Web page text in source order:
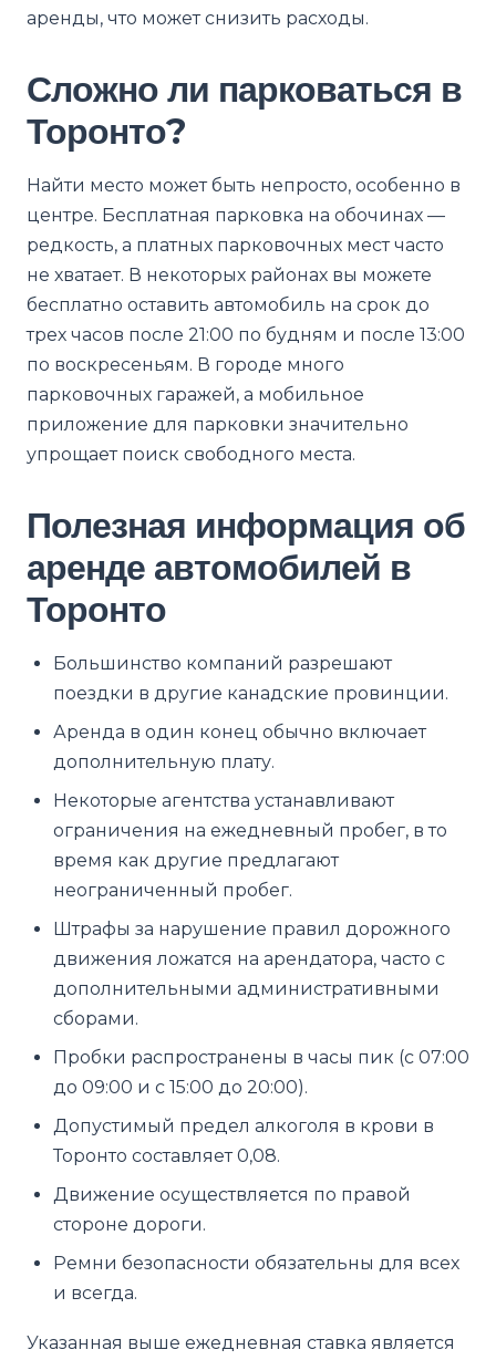
аренды, что может снизить расходы.
Сложно ли парковаться в
Торонто?
Найти место может быть непросто, особенно в
центре. Бесплатная парковка на обочинах —
редкость, а платных парковочных мест часто
не хватает. В некоторых районах вы можете
бесплатно оставить автомобиль на срок до
трех часов после 21:00 по будням и после 13:00
по воскресеньям. В городе много
парковочных гаражей, а мобильное
приложение для парковки значительно
упрощает поиск свободного места.
Полезная информация об
аренде автомобилей в
Торонто
Большинство компаний разрешают
поездки в другие канадские провинции.
Аренда в один конец обычно включает
дополнительную плату.
Некоторые агентства устанавливают
ограничения на ежедневный пробег, в то
время как другие предлагают
неограниченный пробег.
Штрафы за нарушение правил дорожного
движения ложатся на арендатора, часто с
дополнительными административными
сборами.
Пробки распространены в часы пик (с 07:00
до 09:00 и с 15:00 до 20:00).
Допустимый предел алкоголя в крови в
Торонто составляет 0,08.
Движение осуществляется по правой
стороне дороги.
Ремни безопасности обязательны для всех
и всегда.
Указанная выше ежедневная ставка является